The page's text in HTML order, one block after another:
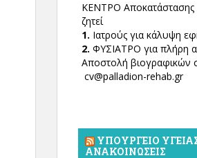
ΚΕΝΤΡΟ Αποκατάστασης
ζητεί
1. Ιατρούς για κάλυψη
2. ΦΥΣΙΑΤΡΟ για πλήρη
Αποστολή βιογραφικών
cv@palladion-rehab.gr
ΥΠΟΥΡΓΕΊΟ
ΑΝΑΚΟΙΝΏΣΕΙΣ